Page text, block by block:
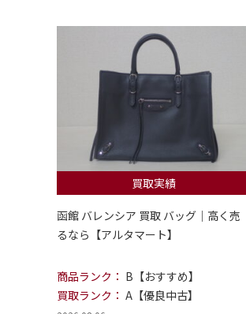
買取実績
函館 バレンシア 買取 バッグ｜高く売
るなら【アルタマート】
商品ランク： B【おすすめ】
買取ランク： A【優良中古】